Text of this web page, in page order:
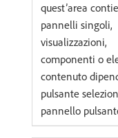
quest’area
pannelli singoli,
visualizzazioni,
componenti o
contenuto
pulsante
pannello